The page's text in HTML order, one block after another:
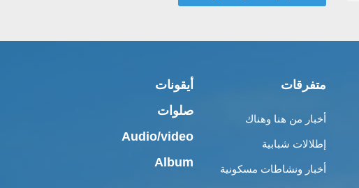
متفرقات
أخبار من هنا وهناك
إطلالات شبابية
أخبار ونشاطات مسكونية
أيقونات
صلوات
Audio/video
Album